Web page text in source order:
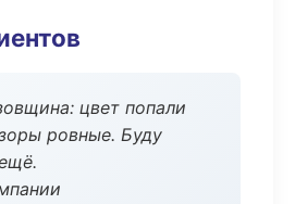
цвет попали
ровные. Буду